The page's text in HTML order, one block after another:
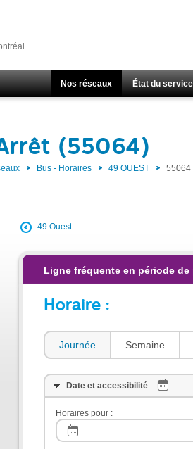
Nos réseaux État du service
(55064)
Bus - Horaires 49 OUEST 55064
49 Ouest
Ligne fréquente en période de
Horaire :
Journée Semaine
Date et accessibilité
Horaires pour :